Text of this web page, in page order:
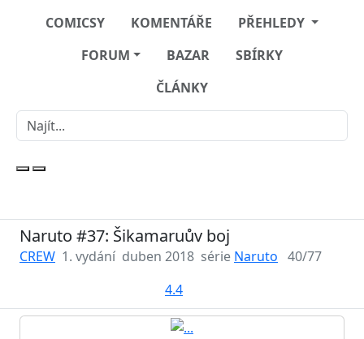
COMICSY KOMENTÁŘE
PŘEHLEDY
FORUM
BAZAR
SBÍRKY
ČLÁNKY
Naruto #37: Šikamaruův boj
CREW 1. vydání duben 2018 série Naruto 40/77
4.4